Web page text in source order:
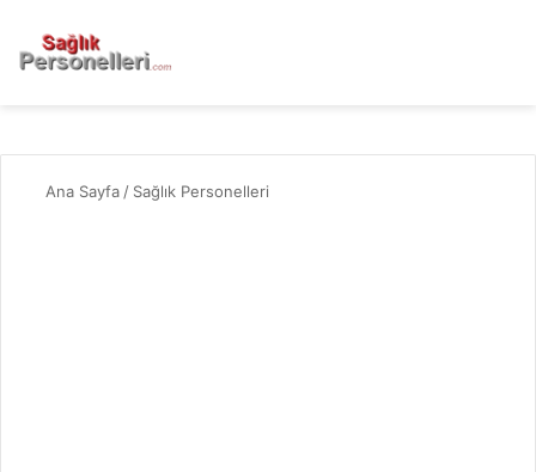
Ana Sayfa / Sağlık Personelleri